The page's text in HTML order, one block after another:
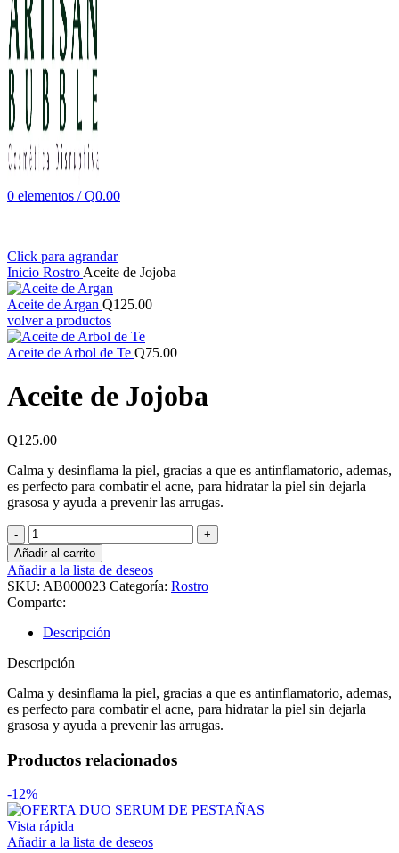
0 elementos / Q0.00
Click para agrandar
Inicio Rostro Aceite de Jojoba
Aceite de Argan Q125.00
volver a productos
Aceite de Arbol de Te Q75.00
Aceite de Jojoba
Q125.00
Calma y desinflama la piel, gracias a que es antinflamatorio, ademas,
es perfecto para combatir el acne, para hidratar la piel sin dejarla
grasosa y ayuda a prevenir las arrugas.
Aceite
de
Jojoba
cantidad
Añadir al carrito
Añadir a la lista de deseos
SKU: AB000023 Categoría: Rostro
Comparte:
Descripción
Descripción
Calma y desinflama la piel, gracias a que es antinflamatorio, ademas,
es perfecto para combatir el acne, para hidratar la piel sin dejarla
grasosa y ayuda a prevenir las arrugas.
Productos relacionados
-12%
Vista rápida
Añadir a la lista de deseos